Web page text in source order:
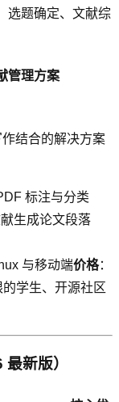
选题确定、文献综
管理方案
结合的解决方案
标注与分类
生成论文段落
与移动端价格：
的学生、开源社区
新版）